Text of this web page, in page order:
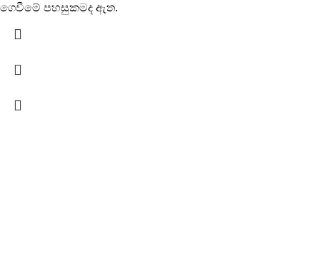
ගෙවීමේ පහසුකමද ඇත.